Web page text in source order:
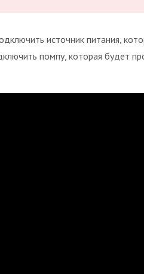
источник питания,
помпу, которая будет